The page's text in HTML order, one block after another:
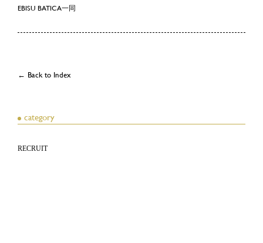
EBISU BATICA一同
← Back to Index
category
RECRUIT